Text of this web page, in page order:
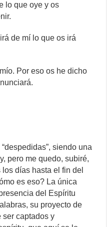
lo que oye y os
de mí lo que os irá
Por eso os he dicho
siendo una
pero me quedo, subiré,
días hasta el fin del
es eso? La única
del Espíritu
su proyecto de
ser captados y